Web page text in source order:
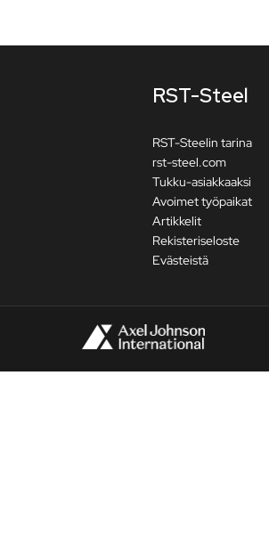
RST-Steel
RST-Steelin tarina
rst-steel.com
Tukku-asiakkaaksi
Avoimet työpaikat
Artikkelit
Rekisteriseloste
Evästeistä